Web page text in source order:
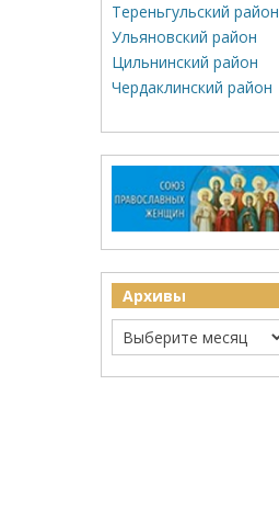
Тереньгульский район
Ульяновский район
Цильнинский район
Чердаклинский район
Архивы